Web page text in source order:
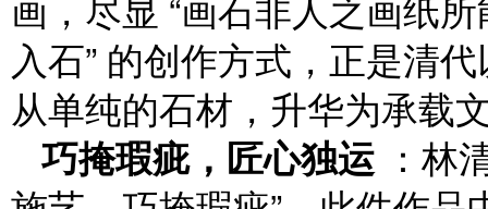
入石” 的创作方式，正是清
从单纯的石材，升华为承载
巧掩瑕疵，匠心独运 ：林